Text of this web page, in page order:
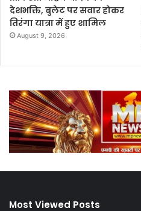
देशभक्ति, बुलेट पर सवार होकर
तिरंगा यात्रा में हुए शामिल
August 9, 2026
Most Viewed Posts